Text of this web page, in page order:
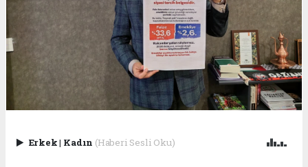
Erkek| Kadın (Haberi Sesli Oku)